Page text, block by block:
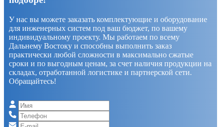
У нас вы можете заказать комплектующие и оборудование
для инженерных систем под ваш бюджет, по вашему
индивидуальному проекту. Мы работаем по всему
Дальнему Востоку и способны выполнить заказ
практически любой сложности в максимально сжатые
сроки и по выгодным ценам, за счет наличия продукции на
складах, отработанной логистике и партнерской сети.
Обращайтесь!